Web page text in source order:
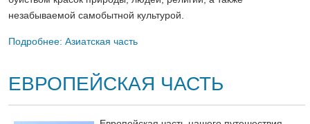
незабываемой самобытной культурой.
Подробнее: Азиатская часть
ЕВРОПЕЙСКАЯ ЧАСТЬ